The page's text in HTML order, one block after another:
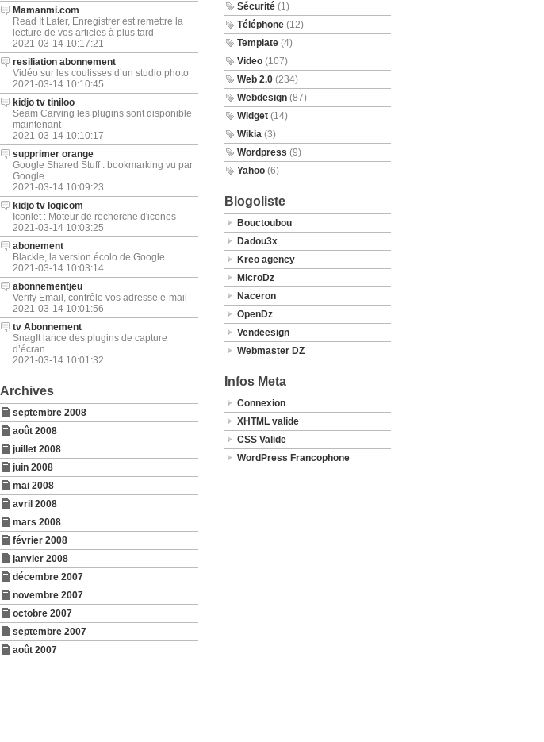
Mamanmi.com
Read It Later, Enregistrer est remettre la
lecture de vos articles à plus tard
2021-03-14 10:17:21
resiliation abonnement
Vidéo sur les coulisses d’un studio photo
2021-03-14 10:10:45
kidjo tv tiniloo
Seam Carving les plugins sont disponible
maintenant
2021-03-14 10:10:17
supprimer orange
Google Shared Stuff : bookmarking vu par
Google
2021-03-14 10:09:23
kidjo tv logicom
Iconlet : Moteur de recherche d'icones
2021-03-14 10:03:25
abonement
Blackle, la version écolo de Google
2021-03-14 10:03:14
abonnementjeu
Verify Email, contrôle vos adresse e-mail
2021-03-14 10:01:56
tv Abonnement
SnagIt lance des plugins de capture
d’écran
2021-03-14 10:01:32
Archives
septembre 2008
août 2008
juillet 2008
juin 2008
mai 2008
avril 2008
mars 2008
février 2008
janvier 2008
décembre 2007
novembre 2007
octobre 2007
septembre 2007
août 2007
Sécurité(1)
Téléphone(12)
Template(4)
Video(107)
Web 2.0(234)
Webdesign(87)
Widget(14)
Wikia(3)
Wordpress (9)
Yahoo(6)
Blogoliste
Bouctoubou
Dadou3x
Kreo agency
MicroDz
Naceron
OpenDz
Vendeesign
Webmaster DZ
Infos Meta
Connexion
XHTML valide
CSS Valide
WordPress Francophone